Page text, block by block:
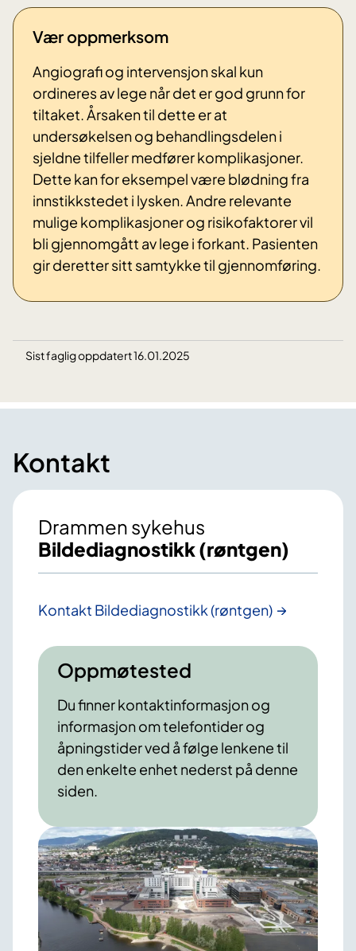
Vær oppmerksom
Angiografi og intervensjon skal kun
ordineres av lege når det er god grunn for
tiltaket. Årsaken til dette er at
undersøkelsen og behandlingsdelen i
sjeldne tilfeller medfører komplikasjoner.
Dette kan for eksempel være blødning fra
innstikkstedet i lysken. Andre relevante
mulige komplikasjoner og risikofaktorer vil
bli gjennomgått av lege i forkant. Pasienten
gir deretter sitt samtykke til gjennomføring.
Sist faglig oppdatert 16.01.2025
Kontakt
Drammen sykehus
Bildediagnostikk (røntgen)
Kontakt Bildediagnostikk (røntgen)
Oppmøtested
Du finner kontaktinformasjon og
informasjon om telefontider og
åpningstider ved å følge lenkene til
den enkelte enhet nederst på denne
siden.